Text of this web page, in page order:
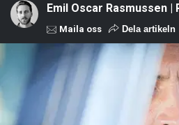
Emil Oscar Rasmussen |
Maila oss Dela artikeln